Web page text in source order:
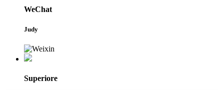
WeChat
Judy
Superiore